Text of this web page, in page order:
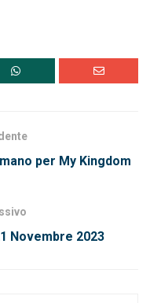
per My Kingdom
Novembre 2023